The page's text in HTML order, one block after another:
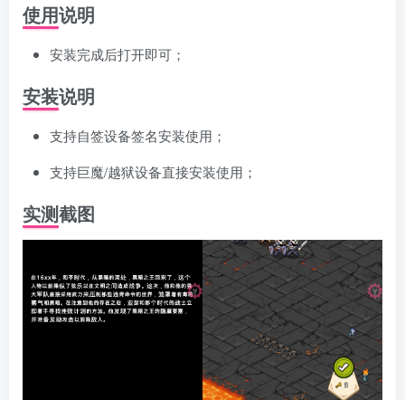
使用说明
安装完成后打开即可；
安装说明
支持自签设备签名安装使用；
支持巨魔/越狱设备直接安装使用；
实测截图